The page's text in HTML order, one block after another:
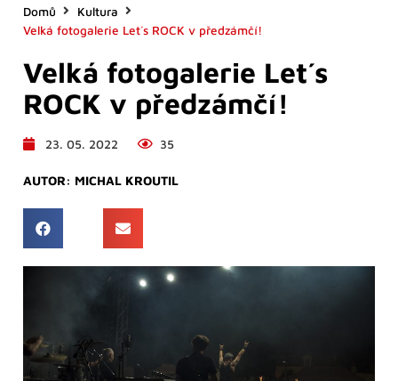
Domů
Kultura
Velká fotogalerie Let´s ROCK v předzámčí!
Velká fotogalerie Let´s
ROCK v předzámčí!
23. 05. 2022 35
AUTOR: MICHAL KROUTIL